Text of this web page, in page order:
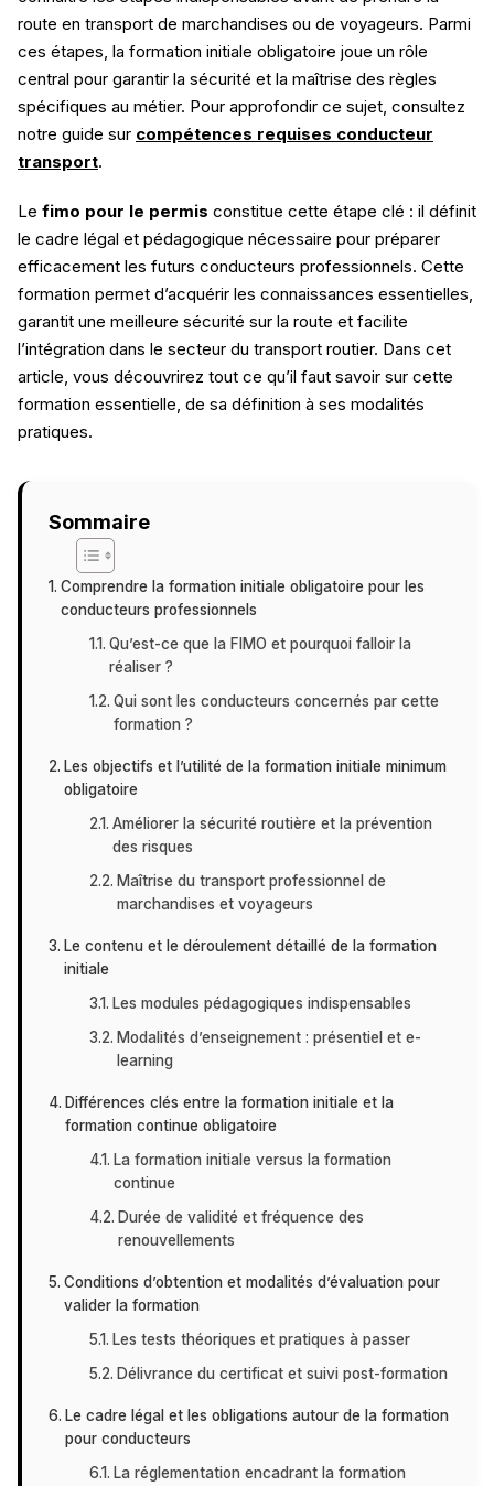
route en transport de marchandises ou de voyageurs. Parmi
ces étapes, la formation initiale obligatoire joue un rôle
central pour garantir la sécurité et la maîtrise des règles
spécifiques au métier. Pour approfondir ce sujet, consultez
notre guide sur compétences requises conducteur
transport.
Le fimo pour le permis constitue cette étape clé : il définit
le cadre légal et pédagogique nécessaire pour préparer
efficacement les futurs conducteurs professionnels. Cette
formation permet d’acquérir les connaissances essentielles,
garantit une meilleure sécurité sur la route et facilite
l’intégration dans le secteur du transport routier. Dans cet
article, vous découvrirez tout ce qu’il faut savoir sur cette
formation essentielle, de sa définition à ses modalités
pratiques.
Sommaire
Comprendre la formation initiale obligatoire pour les
conducteurs professionnels
Qu’est-ce que la FIMO et pourquoi falloir la
réaliser ?
Qui sont les conducteurs concernés par cette
formation ?
Les objectifs et l’utilité de la formation initiale minimum
obligatoire
Améliorer la sécurité routière et la prévention
des risques
Maîtrise du transport professionnel de
marchandises et voyageurs
Le contenu et le déroulement détaillé de la formation
initiale
Les modules pédagogiques indispensables
Modalités d’enseignement : présentiel et e-
learning
Différences clés entre la formation initiale et la
formation continue obligatoire
La formation initiale versus la formation
continue
Durée de validité et fréquence des
renouvellements
Conditions d’obtention et modalités d’évaluation pour
valider la formation
Les tests théoriques et pratiques à passer
Délivrance du certificat et suivi post-formation
Le cadre légal et les obligations autour de la formation
pour conducteurs
La réglementation encadrant la formation